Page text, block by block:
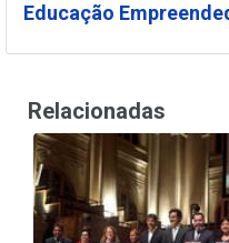
Educação
Relacionadas